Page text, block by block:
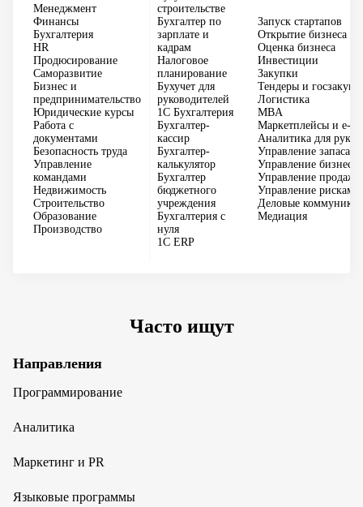
Менеджмент
Финансы
Бухгалтерия
HR
Продюсирование
Саморазвитие
Бизнес и
предпринимательство
Юридические курсы
Работа с
документами
Безопасность труда
Управление
командами
Недвижимость
Строительство
Образование
Производство
строительстве
Бухгалтер по
зарплате и
кадрам
Налоговое
планирование
Бухучет для
руководителей
1С Бухгалтерия
Бухгалтер-
кассир
Бухгалтер-
калькулятор
Бухгалтер
бюджетного
учреждения
Бухгалтерия с
нуля
1С ERP
Запуск стартапов
Открытие бизнеса
Оценка бизнеса
Инвестиции
Закупки
Тендеры и
Логистика
MBA
Маркетплейсы и e-
Аналитика для
Управление запасами
Управление
Управление
Управление рисками
Деловые
Медиация
Часто ищут
Направления
Программирование
Аналитика
Маркетинг и PR
Языковые программы